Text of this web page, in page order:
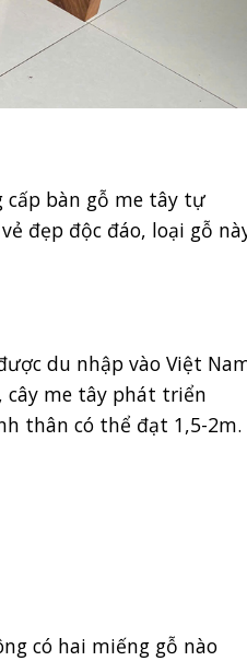
cấp bàn gỗ me tây tự
đẹp độc đáo, loại gỗ
du nhập vào Việt
cây me tây phát triển
thân có thể đạt 1,5-2m.
có hai miếng gỗ nào